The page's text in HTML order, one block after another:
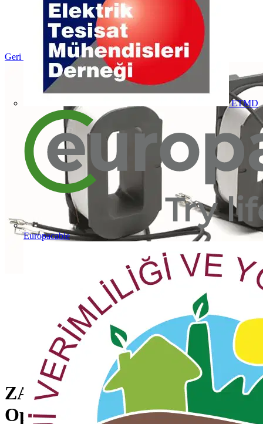
ETMD
Europacable
Geri dön Ürünler
ZAF1650-70 100-250V AC/DC
Operating Coil